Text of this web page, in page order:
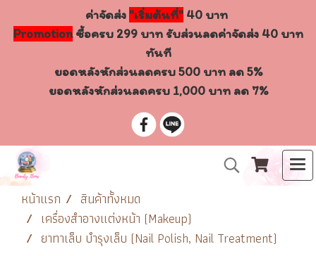
ค่าจัดส่ง "เริ่มต้นที่" 40 บาท
Promotionซื้อครบ 299 บาท รับส่วนลดค่าจัดส่ง 40 บาท
ทันที
ยอดหลังหักส่วนลดครบ 500 บาท ลด 5%
ยอดหลังหักส่วนลดครบ 1,000 บาท ลด 7%
หน้าแรก
สินค้าทั้งหมด
เครื่องสำอางแต่งหน้า (Makeup)
ยาทาเล็บ บำรุงเล็บ (Nail Polish, Nail Treatment)